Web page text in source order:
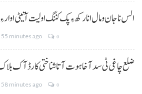
الس نا جان و مال انا رکھ ءِ پک کننگ اولیت آتیٹی
55 minutes ago 0
ضلع چاغی ٹی سد آ خاہوت آتا شناختی کارڈ آک
58 minutes ago 0